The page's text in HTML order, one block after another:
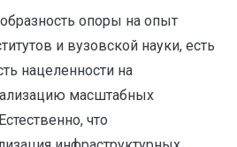
опоры на опыт
и вузовской науки, есть
нацеленности на
масштабных
что